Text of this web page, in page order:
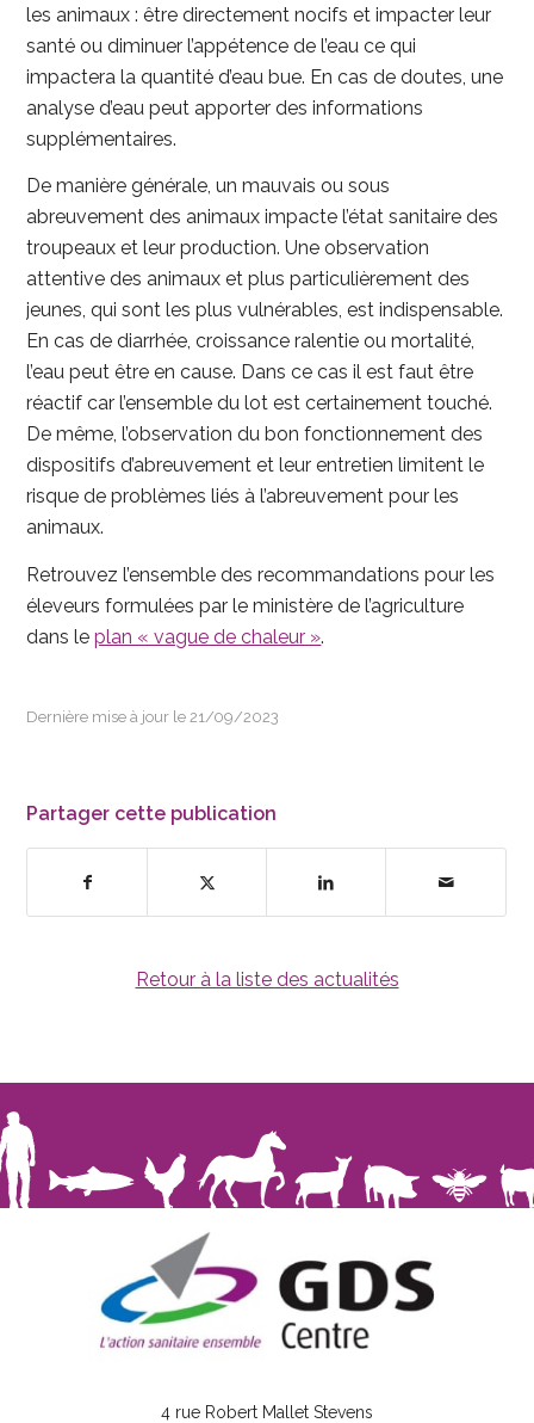
les animaux : être directement nocifs et impacter leur
santé ou diminuer l’appétence de l’eau ce qui
impactera la quantité d’eau bue. En cas de doutes, une
analyse d’eau peut apporter des informations
supplémentaires.
De manière générale, un mauvais ou sous
abreuvement des animaux impacte l’état sanitaire des
troupeaux et leur production. Une observation
attentive des animaux et plus particulièrement des
jeunes, qui sont les plus vulnérables, est indispensable.
En cas de diarrhée, croissance ralentie ou mortalité,
l’eau peut être en cause. Dans ce cas il est faut être
réactif car l’ensemble du lot est certainement touché.
De même, l’observation du bon fonctionnement des
dispositifs d’abreuvement et leur entretien limitent le
risque de problèmes liés à l’abreuvement pour les
animaux.
Retrouvez l’ensemble des recommandations pour les
éleveurs formulées par le ministère de l’agriculture
dans leplan « vague de chaleur ».
Dernière mise à jour le 21/09/2023
Partager cette publication
Retour à la liste des actualités
4 rue Robert Mallet Stevens